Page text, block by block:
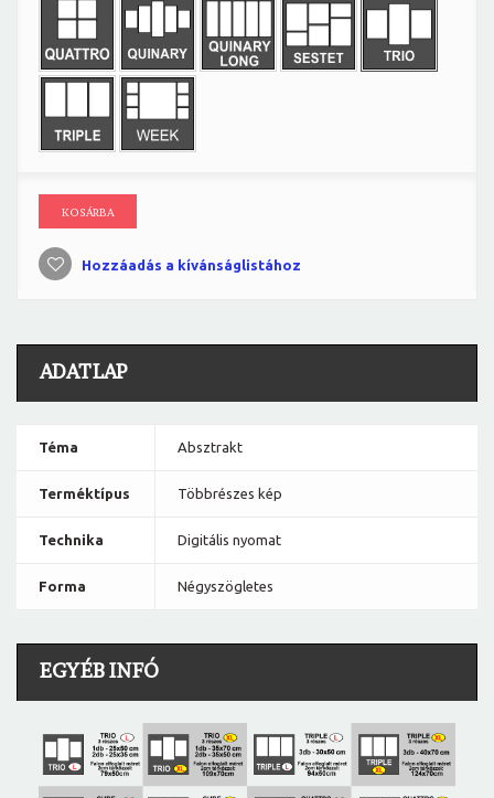
KOSÁRBA
Hozzáadás a kívánságlistához
ADATLAP
Téma Absztrakt
Terméktípus Többrészes kép
Technika Digitális nyomat
Forma Négyszögletes
EGYÉB INFÓ